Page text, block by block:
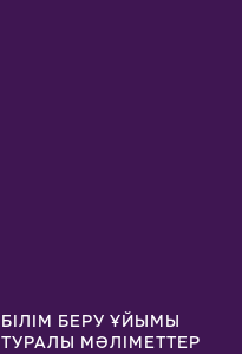
БІЛІМ БЕРУ ҰЙЫМЫ
ТУРАЛЫ МӘЛІМЕТТЕР